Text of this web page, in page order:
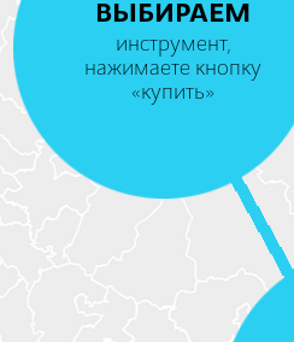
ВЫБИРАЕМ
инструмент,
нажимаете кнопку
«купить»